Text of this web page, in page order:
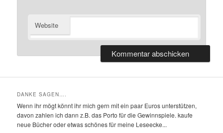
Website
DANKE SAGEN….
Wenn ihr mögt könnt ihr mich gern mit ein paar Euros unterstützen,
davon zahlen ich dann z.B. das Porto für die Gewinnspiele. kaufe
neue Bücher oder etwas schönes für meine Leseecke...